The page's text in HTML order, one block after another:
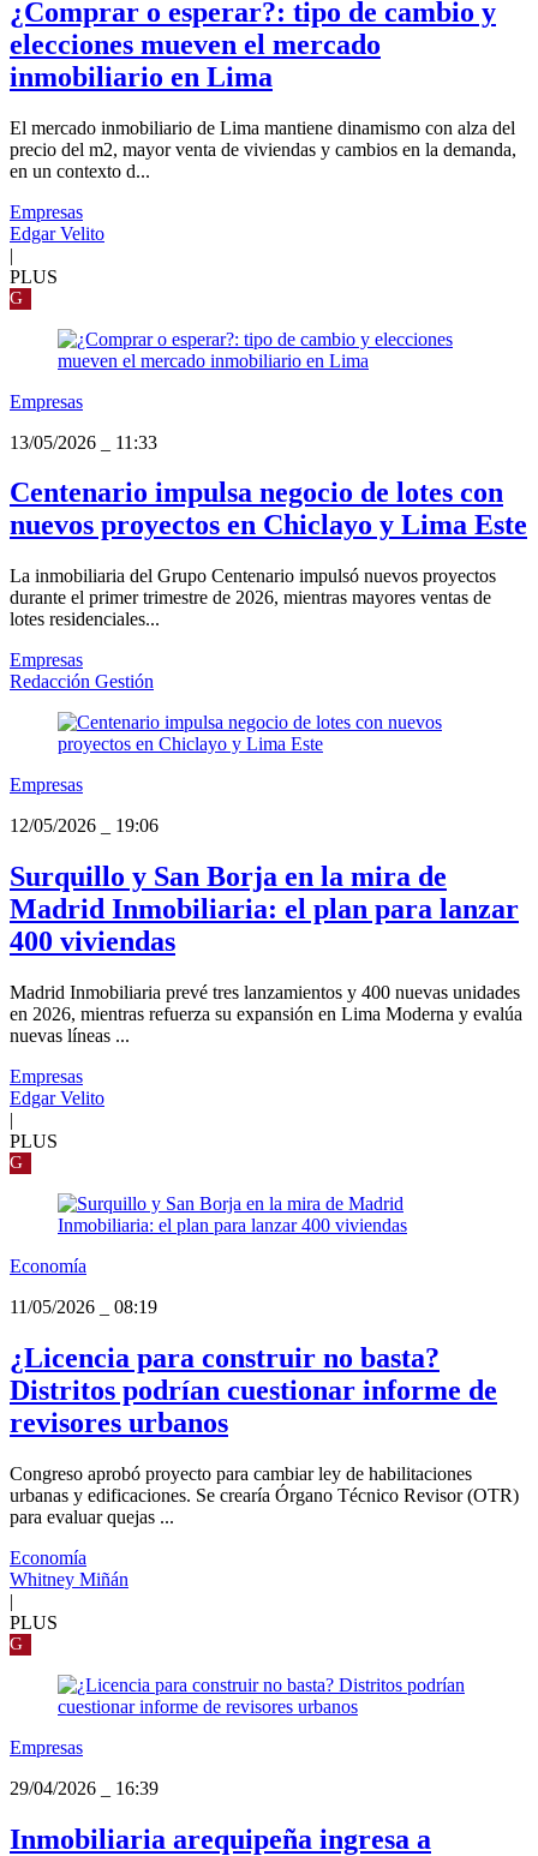
¿Comprar o esperar?: tipo de cambio y
elecciones mueven el mercado
inmobiliario en Lima
El mercado inmobiliario de Lima mantiene dinamismo con alza del
precio del m2, mayor venta de viviendas y cambios en la demanda,
en un contexto d...
Empresas
Edgar Velito
|
PLUS
G
Empresas
13/05/2026
11:33
Centenario impulsa negocio de lotes con
nuevos proyectos en Chiclayo y Lima Este
La inmobiliaria del Grupo Centenario impulsó nuevos proyectos
durante el primer trimestre de 2026, mientras mayores ventas de
lotes residenciales...
Empresas
Redacción Gestión
Empresas
12/05/2026
19:06
Surquillo y San Borja en la mira de
Madrid Inmobiliaria: el plan para lanzar
400 viviendas
Madrid Inmobiliaria prevé tres lanzamientos y 400 nuevas unidades
en 2026, mientras refuerza su expansión en Lima Moderna y evalúa
nuevas líneas ...
Empresas
Edgar Velito
|
PLUS
G
Economía
11/05/2026
08:19
¿Licencia para construir no basta?
Distritos podrían cuestionar informe de
revisores urbanos
Congreso aprobó proyecto para cambiar ley de habilitaciones
urbanas y edificaciones. Se crearía Órgano Técnico Revisor (OTR)
para evaluar quejas ...
Economía
Whitney Miñán
|
PLUS
G
Empresas
29/04/2026
16:39
Inmobiliaria arequipeña ingresa a